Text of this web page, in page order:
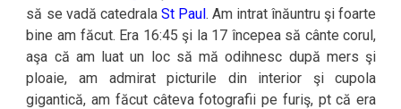
să se vadă catedrala St Paul. Am intrat înăuntru şi foarte
bine am făcut. Era 16:45 şi la 17 începea să cânte corul,
aşa că am luat un loc să mă odihnesc după mers şi
ploaie, am admirat picturile din interior şi cupola
gigantică, am făcut câteva fotografii pe furiş, pt că era